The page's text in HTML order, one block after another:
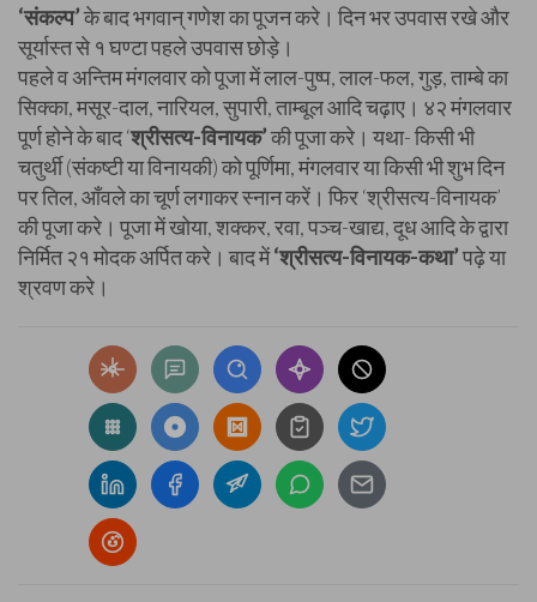
‘संकल्प’के बाद भगवान् गणेश का पूजन करे। दिन भर उपवास रखे और
सूर्यास्त से १ घण्टा पहले उपवास छोड़े।
पहले व अन्तिम मंगलवार को पूजा में लाल-पुष्प, लाल-फल, गुड़, ताम्बे का
सिक्का, मसूर-दाल, नारियल, सुपारी, ताम्बूल आदि चढ़ाए। ४२ मंगलवार
पूर्ण होने के बाद ‘श्रीसत्य-विनायक’की पूजा करे। यथा- किसी भी
चतुर्थी (संकष्टी या विनायकी) को पूर्णिमा, मंगलवार या किसी भी शुभ दिन
पर तिल, आँवले का चूर्ण लगाकर स्नान करें। फिर ‘श्रीसत्य-विनायक’
की पूजा करे। पूजा में खोया, शक्कर, रवा, पञ्च-खाद्य, दूध आदि के द्वारा
निर्मित २१ मोदक अर्पित करे। बाद में‘श्रीसत्य-विनायक-कथा’पढ़े या
श्रवण करे।